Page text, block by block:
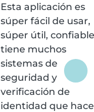
Esta aplicación es
súper fácil de usar,
súper útil,
tiene muchos
sistemas de
seguridad y
verificación de
identidad que